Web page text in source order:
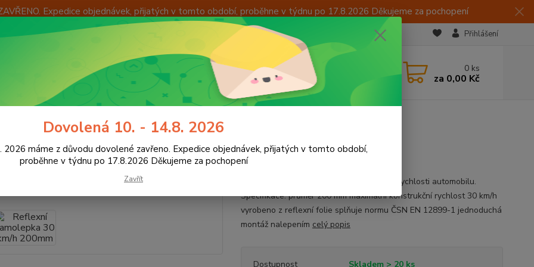
Expedice objednávek, přijatých v tomto období, proběhne v týdnu po 17.8.2026 Děkujeme za pochopení
OKAMŽITÁ VÝMĚNA ZBOŽÍ Přihlášení
Hledat +420 605 283 713
8:00 - 15:00
0 ks
za 0,00 Kč
Příslušenství pro vozíky Omezení rychlosti - samolepky Reflexní samolepka 30 km/h 200mm
samolepka 30 km/h 200mm
Samolepka maximální možné konstrukční rychlosti automobilu.
Specifikace: průměr 200 mm maximální konstrukční rychlost 30 km/h
vyrobeno z reflexní folie splňuje normu ČSN EN 12899-1 jednoduchá
montáž nalepením celý popis
Dostupnost Skladem > 20 ks
Dovolená 10. - 14.8. 2026
2026 máme z důvodu dovolené zavřeno. Expedice objednávek, přijatých v tomto období,
proběhne v týdnu po 17.8.2026 Děkujeme za pochopení
Zavřít